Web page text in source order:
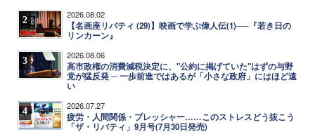
2 2026.08.02
【名画座リバティ (29)】映画で学ぶ偉人伝(1)──『若き日の
リンカーン』
3 2026.08.06
高市政権の消費減税決定に、"公約に掲げていた"はずの与野
党が猛反発 ─ 一歩前進ではあるが「小さな政府」にはほど遠
い
4 2026.07.27
疲労・人間関係・プレッシャー……このストレスどう抜こう
「ザ・リバティ」9月号(7月30日発売)